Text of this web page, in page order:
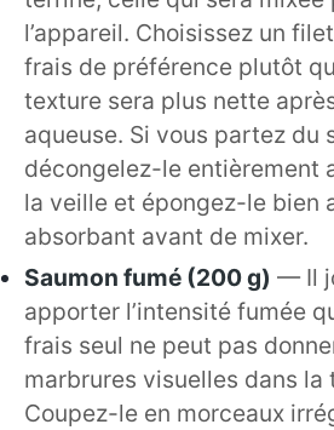
l’appareil. Choisissez un
frais de préférence plutôt
texture sera plus nette
aqueuse. Si vous partez du
décongelez-le entièrement
la veille et épongez-le bien
absorbant avant de mixer.
Saumon fumé (200 g) — Il
apporter l’intensité fumée
frais seul ne peut pas
marbrures visuelles dans la
Coupez-le en morceaux